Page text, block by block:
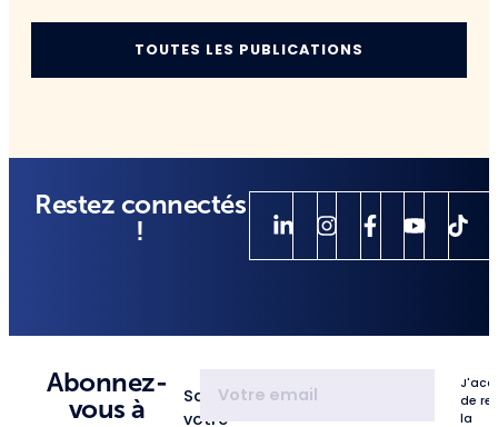
TOUTES LES PUBLICATIONS
Restez connectés
!
Abonnez-
vous à
Saisissez
votre
de
la